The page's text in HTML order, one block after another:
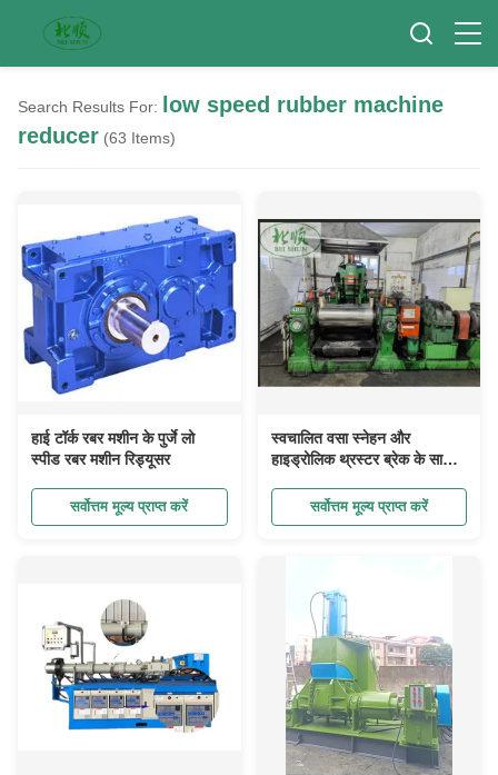
Search Results For:
low speed rubber machine
reducer (63 Items)
हाई टॉर्क रबर मशीन के पुर्जे लो
स्पीड रबर मशीन रिड्यूसर
सर्वोत्तम मूल्य प्राप्त करें
स्वचालित वसा स्नेहन और
हाइड्रोलिक थ्रस्टर ब्रेक के साथ
सर्वोत्तम मूल्य प्राप्त करें